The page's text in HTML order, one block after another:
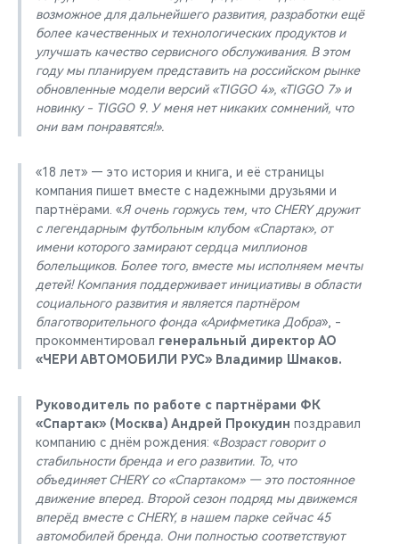
возможное для дальнейшего развития, разработки ещё
более качественных и технологических продуктов и
улучшать качество сервисного обслуживания. В этом
году мы планируем представить на российском рынке
обновленные модели версий «TIGGO 4», «TIGGO 7» и
новинку - TIGGO 9. У меня нет никаких сомнений, что
они вам понравятся!».
«18 лет» — это история и книга, и её страницы
компания пишет вместе с надежными друзьями и
партнёрами. «Я очень горжусь тем, что CHERY дружит
с легендарным футбольным клубом «Спартак», от
имени которого замирают сердца миллионов
болельщиков. Более того, вместе мы исполняем мечты
детей! Компания поддерживает инициативы в области
социального развития и является партнёром
благотворительного фонда «Арифметика Добра», -
прокомментировал генеральный директор АО
«ЧЕРИ АВТОМОБИЛИ РУС» Владимир Шмаков.
Руководитель по работе с партнёрами ФК
«Спартак» (Москва) Андрей Прокудин поздравил
компанию с днём рождения: «Возраст говорит о
стабильности бренда и его развитии. То, что
объединяет CHERY со «Спартаком» — это постоянное
движение вперед. Второй сезон подряд мы движемся
вперёд вместе с CHERY, в нашем парке сейчас 45
автомобилей бренда. Они полностью соответствуют